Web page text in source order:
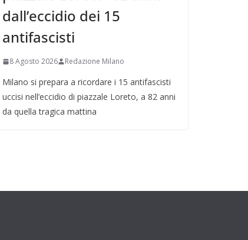
dall’eccidio dei 15
antifascisti
8 Agosto 2026 Redazione Milano
Milano si prepara a ricordare i 15 antifascisti
uccisi nell’eccidio di piazzale Loreto, a 82 anni
da quella tragica mattina